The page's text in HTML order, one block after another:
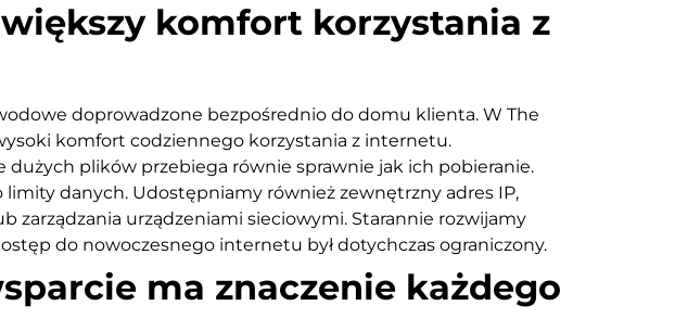
komfort korzystania z
doprowadzone bezpośrednio do domu klienta. W The
komfort codziennego korzystania z internetu.
dużych plików przebiega równie sprawnie jak ich pobieranie.
limity danych. Udostępniamy również zewnętrzny adres IP,
urządzeniami sieciowymi. Starannie rozwijamy
do nowoczesnego internetu był dotychczas ograniczony.
ma znaczenie każdego